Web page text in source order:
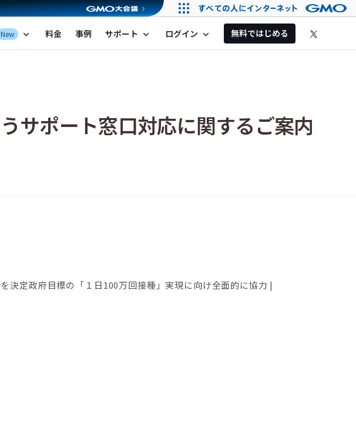
New expand_more 料金 事例 サポート expand_more ログイン expand_more 無料ではじめる
サポート窓口対応に関するご案内
定政府目標の「１日100万回接種」実現に向け全面的に協力 |